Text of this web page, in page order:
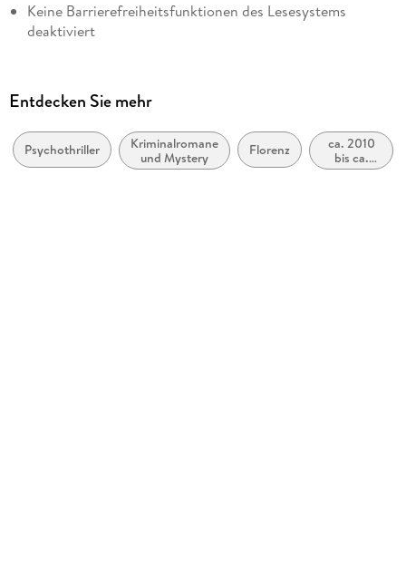
Autor/Autorin
Sabine Thiesler
Penguin Random House
mit Wasserzeichen versehen
Family Sharing
Keine Barrierefreiheitsfunktionen des Lesesystems
deaktiviert
barrierefreiheit@penguinrandomhouse.de
Entdecken Sie mehr
Psychothriller
Kriminalromane
und Mystery
Florenz
ca. 2010
bis ca.
2019